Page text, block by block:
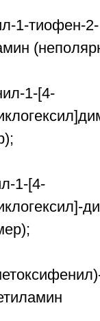
1-тиофен-2-
1-[4-
1-[4-